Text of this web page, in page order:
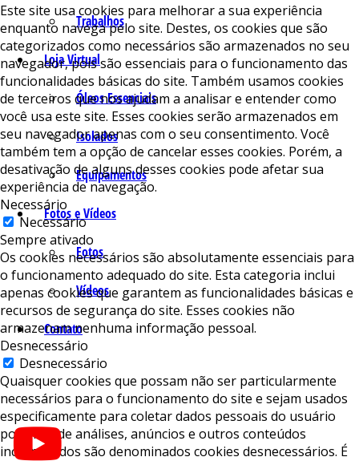
Trabalhos
Loja Virtual
Óleos Essenciais
Isolados
Equipamentos
Fotos e Vídeos
Fotos
Vídeos
Contato
Este site usa cookies para melhorar a sua experiência
enquanto navega pelo site. Destes, os cookies que são
categorizados como necessários são armazenados no seu
navegador, pois são essenciais para o funcionamento das
funcionalidades básicas do site. Também usamos cookies
de terceiros que nos ajudam a analisar e entender como
você usa este site. Esses cookies serão armazenados em
seu navegador apenas com o seu consentimento. Você
também tem a opção de cancelar esses cookies. Porém, a
desativação de alguns desses cookies pode afetar sua
experiência de navegação.
Necessário
Necessário
Sempre ativado
Os cookies necessários são absolutamente essenciais para
o funcionamento adequado do site. Esta categoria inclui
apenas cookies que garantem as funcionalidades básicas e
recursos de segurança do site. Esses cookies não
armazenam nenhuma informação pessoal.
Desnecessário
Desnecessário
Quaisquer cookies que possam não ser particularmente
necessários para o funcionamento do site e sejam usados ​​
especificamente para coletar dados pessoais do usuário
por meio de análises, anúncios e outros conteúdos
incorporados são denominados cookies desnecessários. É